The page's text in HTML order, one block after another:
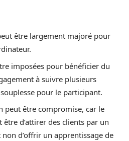
être largement majoré pour
imposées pour bénéficier du
à suivre plusieurs
pour le participant.
peut être compromise, car le
d’attirer des clients par un
d’offrir un apprentissage de